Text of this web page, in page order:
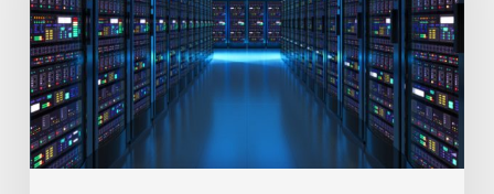
prévaloir
du
statut
d’hébergeur
pour
les